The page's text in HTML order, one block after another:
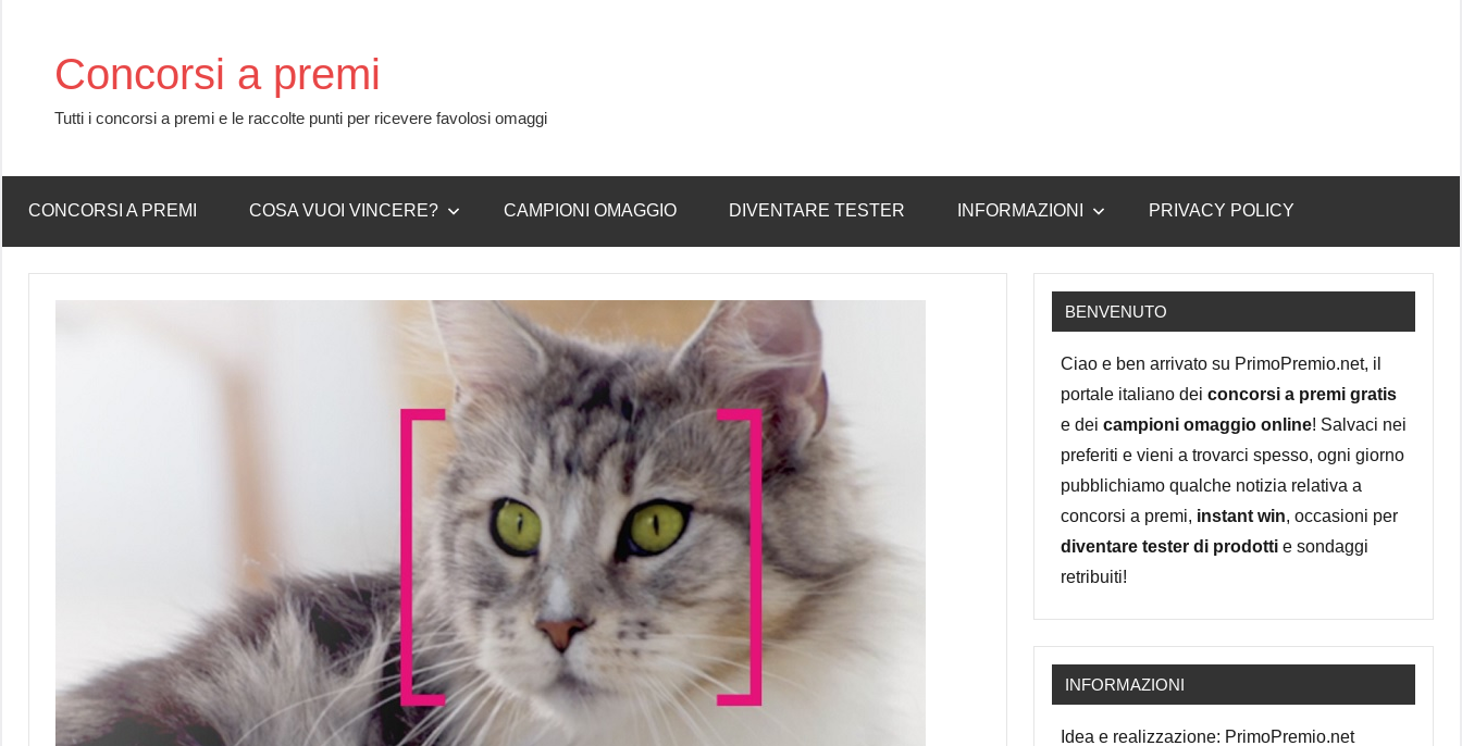
contentConcorsi a premi
Tutti i concorsi a premi e le raccolte punti per ricevere favolosi omaggi
CONCORSI A PREMI COSA VUOI VINCERE? CAMPIONI OMAGGIO DIVENTARE TESTER INFORMAZIONI PRIVACY POLICY
BENVENUTO
Ciao e ben arrivato su PrimoPremio.net, il
portale italiano dei concorsi a premi gratis
e dei campioni omaggio online! Salvaci nei
preferiti e vieni a trovarci spesso, ogni giorno
pubblichiamo qualche notizia relativa a
concorsi a premi, instant win, occasioni per
diventare tester di prodotti e sondaggi
retribuiti!
INFORMAZIONI
Idea e realizzazione: PrimoPremio.net